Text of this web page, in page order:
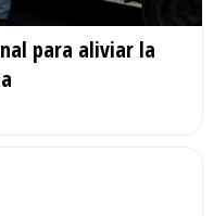
para aliviar la